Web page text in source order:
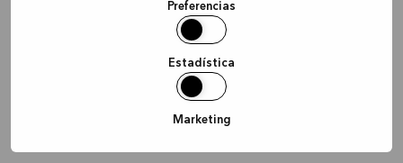
Preferencias
Estadística
Marketing